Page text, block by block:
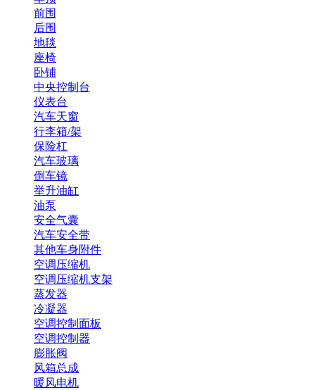
前围
后围
地毯
座椅
卧铺
中央控制台
仪表台
汽车天窗
行李箱/架
保险杠
汽车玻璃
倒车镜
举升油缸
油泵
安全气囊
汽车安全带
其他车身附件
空调压缩机
空调压缩机支架
蒸发器
冷凝器
空调控制面板
空调控制器
膨胀阀
风箱总成
暖风电机